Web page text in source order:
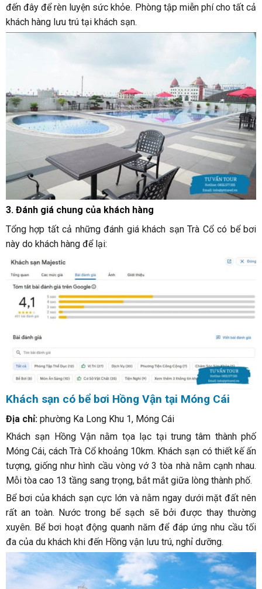
đến đây để rèn luyện sức khỏe. Phòng tập miễn phí cho tất cả
khách hàng lưu trú tại khách sạn.
3. Đánh giá chung của khách hàng
Tổng hợp tất cả những đánh giá khách sạn Trà Cổ có bể bơi
này do khách hàng để lại:
Khách sạn có bể bơi Hồng Vận tại Móng Cái
Địa chỉ:phường Ka Long Khu 1, Móng Cái
Khách sạn Hồng Vận nằm tọa lạc tại trung tâm thành phố
Móng Cái, cách Trà Cổ khoảng 10km. Khách sạn có thiết kế ấn
tượng, giống như hình cầu vòng vớ 3 tòa nhà nằm cạnh nhau.
Mỗi tòa cao 13 tầng sang trọng, bắt mắt giữa lòng thành phố.
Bể bơi của khách sạn cực lớn và nằm ngay dưới mặt đất nên
rất an toàn. Nước trong bể sạch sẽ bởi được thay thường
xuyên. Bể bơi hoạt động quanh năm để đáp ứng nhu cầu tối
đa của du khách khi đến Hồng vận lưu trú, nghỉ dưỡng.